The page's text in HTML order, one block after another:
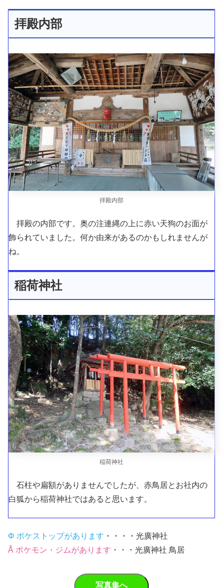
拝殿内部
拝殿内部
拝殿の内部です。奥の注連縄の上に赤い天狗のお面が
飾られていました。何か由来があるのかもしれませんが
ね。
稲荷神社
稲荷神社
石柱や扁額がありませんでしたが、赤鳥居とお社内の
白狐から稲荷神社ではあると思います。
Φ ポケストップがあります ・・・・光廣神社
Å ポケモン・ジムがあります ・・・光廣神社 鳥居